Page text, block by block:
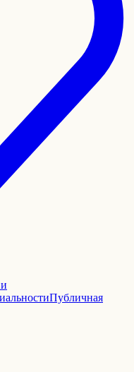
Публичная